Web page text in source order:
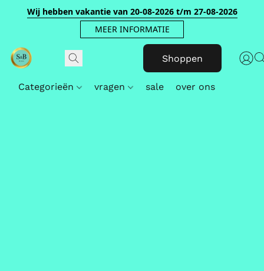
Wij hebben vakantie van 20-08-2026 t/m 27-08-2026
MEER INFORMATIE
Shoppen
Categorieën vragen sale over ons